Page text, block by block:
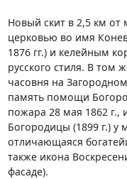
Новый скит в 2,5 км
церковью во имя
1876 гг.) и келейным
русского стиля. В том
часовня на
память помощи
пожара 28 мая 1862 г.,
Богородицы (1899 г.) у
отличающаяся
также икона
фасаде).